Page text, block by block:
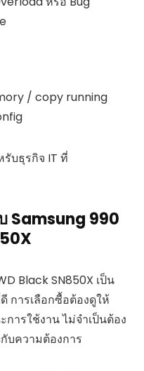
/ copy running
รับธุรกิจ IT ที่
Samsung 990
Black SN850X เป็น
การเลือกซื้อต้องดูให้
ารใช้งาน ไม่จำเป็นต้อง
บความต้องการ